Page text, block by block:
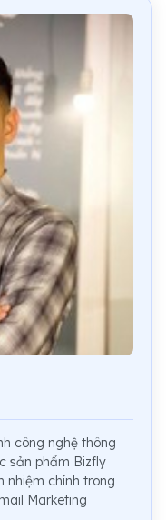
công nghệ thông
sản phẩm Bizfly
nhiệm chính trong
Marketing